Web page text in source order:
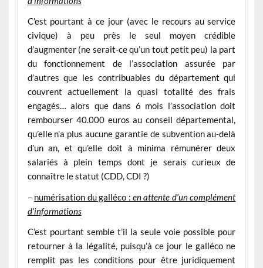
C’est pourtant à ce jour (avec le recours au service
civique) à peu près le seul moyen crédible
d’augmenter (ne serait-ce qu’un tout petit peu) la part
du fonctionnement de l’association assurée par
d’autres que les contribuables du département qui
couvrent actuellement la quasi totalité des frais
engagés… alors que dans 6 mois l’association doit
rembourser 40.000 euros au conseil départemental,
qu’elle n’a plus aucune garantie de subvention au-delà
d’un an, et qu’elle doit à minima rémunérer deux
salariés à plein temps dont je serais curieux de
connaître le statut (CDD, CDI ?)
– numérisation du galléco : en attente d’un complément
d’informations
C’est pourtant semble t’il la seule voie possible pour
retourner à la légalité, puisqu’à ce jour le galléco ne
remplit pas les conditions pour être juridiquement